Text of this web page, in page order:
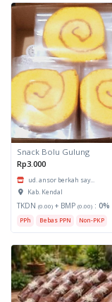
Snack Bolu Gulung
Rp3.000
ud. ansor berkah say...
Kab. Kendal
TKDN (0.00) + BMP (0.00) : 0%
PPh Bebas PPN Non-PKP